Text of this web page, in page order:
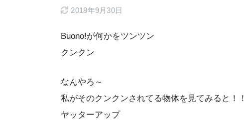
2018年9月30日
Buono!が何かをツンツン
クンクン
なんやろ～
私がそのクンクンされてる物体を見てみると！！
ヤッターアップ